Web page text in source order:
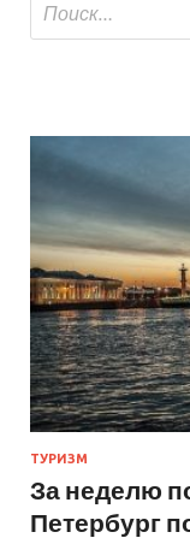
ТУРИЗМ
За неделю
Петербург